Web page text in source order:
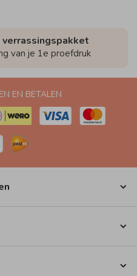
verrassingspakket
van je 1e proefdruk
EN BETALEN